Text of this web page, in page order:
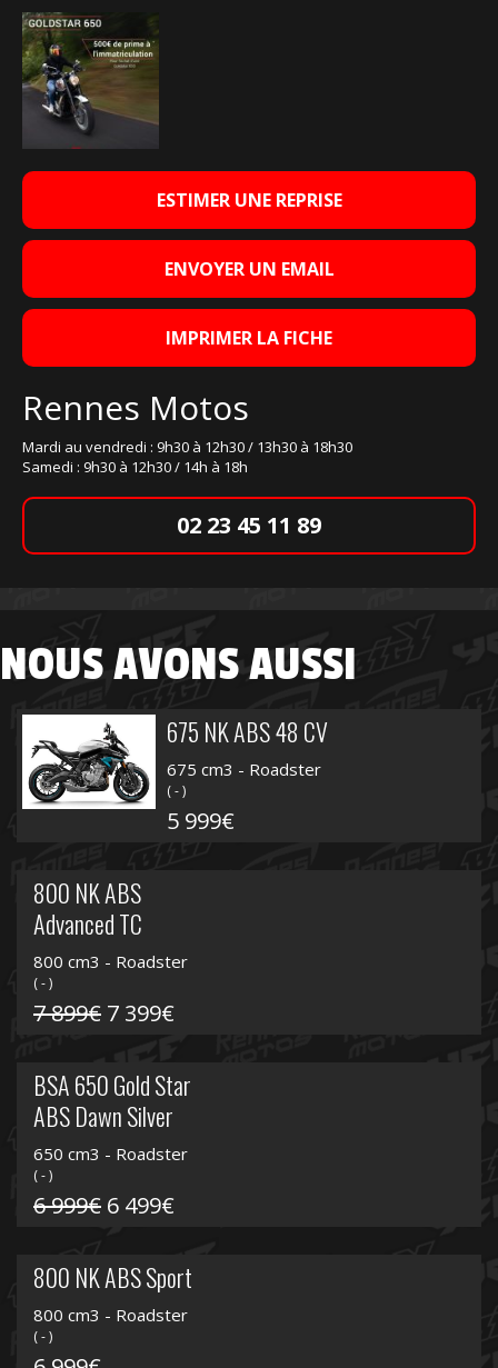
ESTIMER UNE REPRISE
ENVOYER UN EMAIL
IMPRIMER LA FICHE
Rennes Motos
Mardi au vendredi : 9h30 à 12h30 / 13h30 à 18h30
Samedi : 9h30 à 12h30 / 14h à 18h
02 23 45 11 89
NOUS AVONS AUSSI
675 NK ABS 48 CV
675 cm3 - Roadster
( - )
5 999€
800 NK ABS
Advanced TC
800 cm3 - Roadster
( - )
7 899€ 7 399€
BSA 650 Gold Star
ABS Dawn Silver
650 cm3 - Roadster
( - )
6 999€ 6 499€
800 NK ABS Sport
800 cm3 - Roadster
( - )